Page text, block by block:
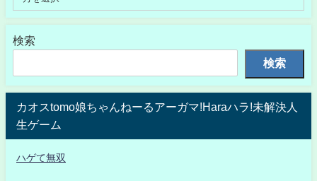
検索
検索
カオスtomo娘ちゃんねーるアーガマ!Haraハラ!未解決人
生ゲーム
ハゲて無双